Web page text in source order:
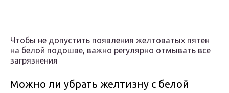
Чтобы не допустить появления желтоватых пятен
на белой подошве, важно регулярно отмывать все
загрязнения
Можно ли убрать желтизну с белой